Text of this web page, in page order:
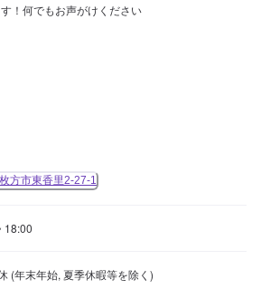
！何でもお声がけください
方市東香里2-27-1
18:00
(年末年始, 夏季休暇等を除く)